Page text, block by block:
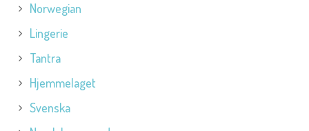
Norwegian
Lingerie
Tantra
Hjemmelaget
Svenska